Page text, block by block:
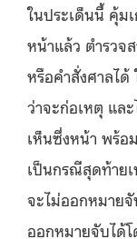
ในประเด็นนี้ คุ้ม
หน้าแล้ว ตำรวจ
หรือคำสั่งศาลไ
ว่าจะก่อเหตุ แล
เห็นซึ่งหน้า พร้อ
เป็นกรณีสุดท้าย
จะไม่ออกหมายจั
ออกหมายจับได้